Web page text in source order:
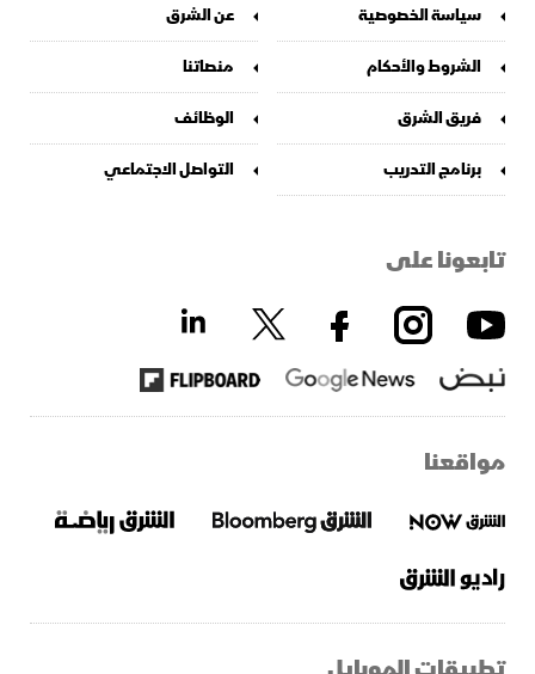
سياسة الخصوصية
عن الشرق
الشروط والأحكام
منصاتنا
فريق الشرق
الوظائف
برنامج التدريب
التواصل الاجتماعي
تابعونا على
مواقعنا